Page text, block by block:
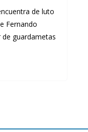
de luto
Fernando
guardametas